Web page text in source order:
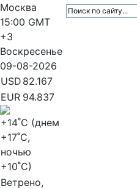
Москва
15:00 GMT
+3
Воскресенье
09-08-2026
USD 82.167
EUR 94.837
+14˚C (днем
+17˚C,
ночью
+10˚C)
Ветрено,